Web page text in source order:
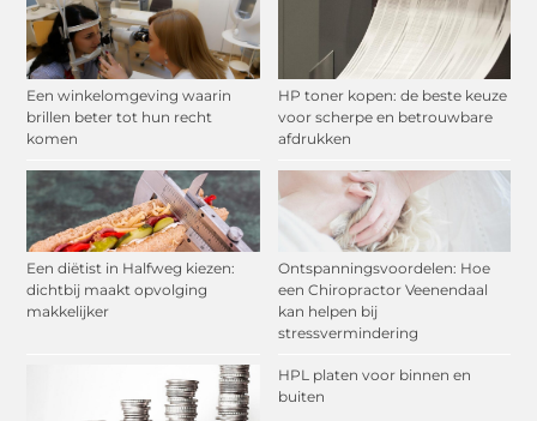
Een winkelomgeving waarin
brillen beter tot hun recht
komen
HP toner kopen: de beste keuze
voor scherpe en betrouwbare
afdrukken
Een diëtist in Halfweg kiezen:
dichtbij maakt opvolging
makkelijker
Ontspanningsvoordelen: Hoe
een Chiropractor Veenendaal
kan helpen bij
stressvermindering
HPL platen voor binnen en
buiten